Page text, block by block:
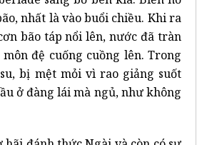
nhất là vào buổi chiều. Khi ra
bão táp nổi lên, nước đã tràn
đệ cuống cuồng lên. Trong
bị mệt mỏi vì rao giảng suốt
ở đàng lái mà ngủ, như không